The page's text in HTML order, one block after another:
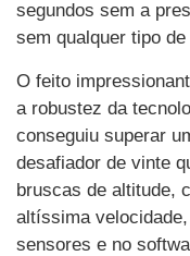
segundos sem a
sem qualquer tipo
O feito
a robustez da
conseguiu superar
desafiador de vinte
bruscas de altitude,
altíssima
sensores e no